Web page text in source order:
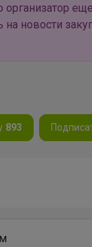
новости
893